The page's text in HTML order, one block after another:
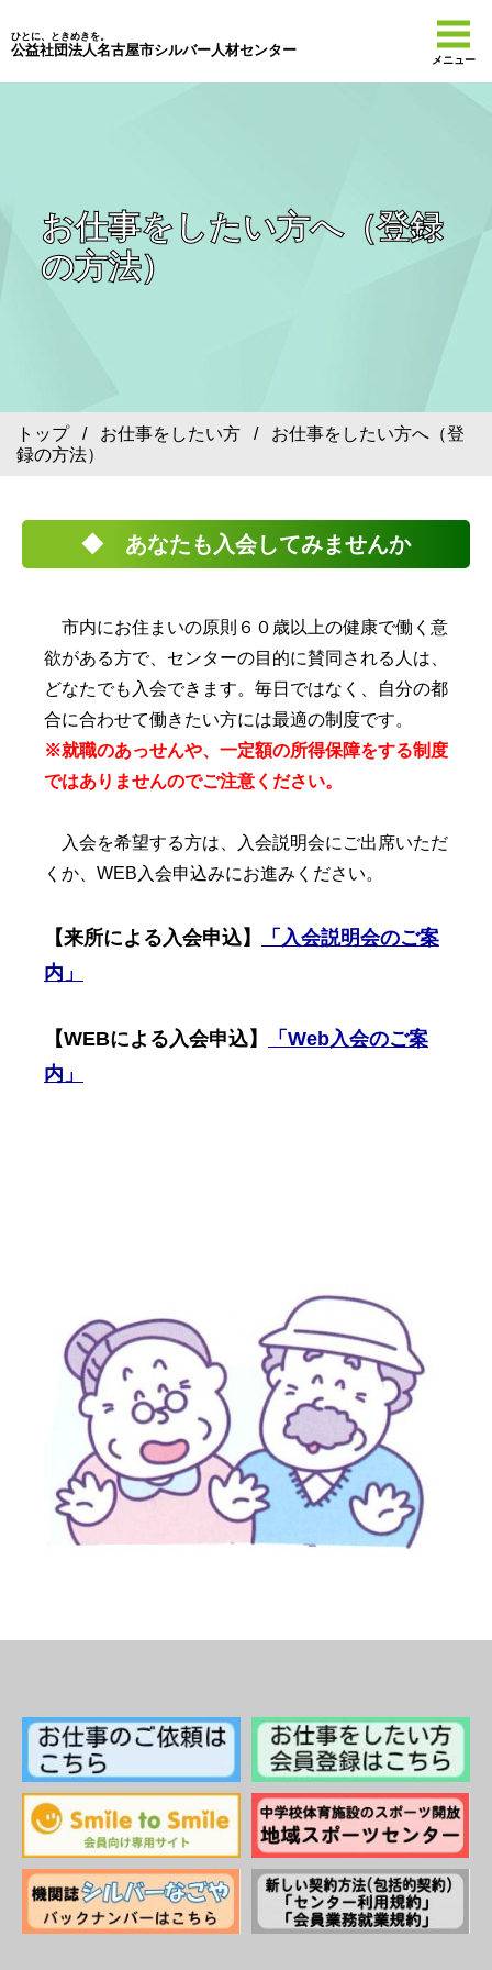
ひとに、ときめきを。
公益社団法人名古屋市シルバー人材センター
メニュー
お仕事をしたい方へ（登録
の方法）
トップ/ お仕事をしたい方 / お仕事をしたい方へ（登
録の方法）
◆ あなたも入会してみませんか
市内にお住まいの原則６０歳以上の健康で働く意
欲がある方で、センターの目的に賛同される人は、
どなたでも入会できます。毎日ではなく、自分の都
合に合わせて働きたい方には最適の制度です。
※就職のあっせんや、一定額の所得保障をする制度
ではありませんのでご注意ください。
入会を希望する方は、入会説明会にご出席いただ
くか、WEB入会申込みにお進みください。
【来所による入会申込】
「入会説明会のご案
内」
【WEBによる入会申込】
「Web入会のご案
内 」